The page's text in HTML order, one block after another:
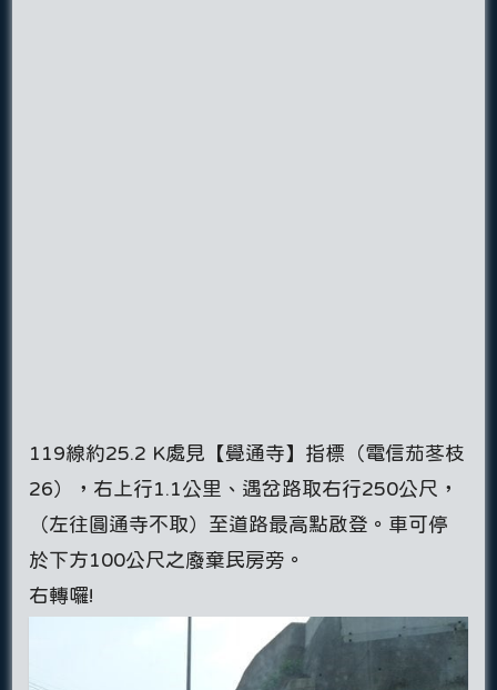
119線約25.2 K處見【覺通寺】指標（電信茄苳枝
26），右上行1.1公里、遇岔路取右行250公尺，
（左往圓通寺不取）至道路最高點啟登。車可停
於下方100公尺之廢棄民房旁。
右轉囉!